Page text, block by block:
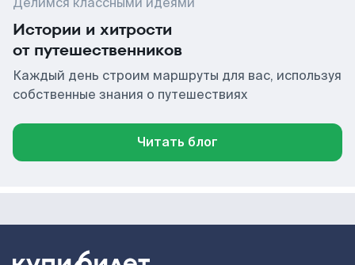
Истории и хитрости
от путешественников
Каждый день строим маршруты для вас, используя
собственные знания о путешествиях
Читать блог